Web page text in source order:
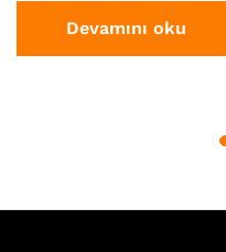
Devamını oku